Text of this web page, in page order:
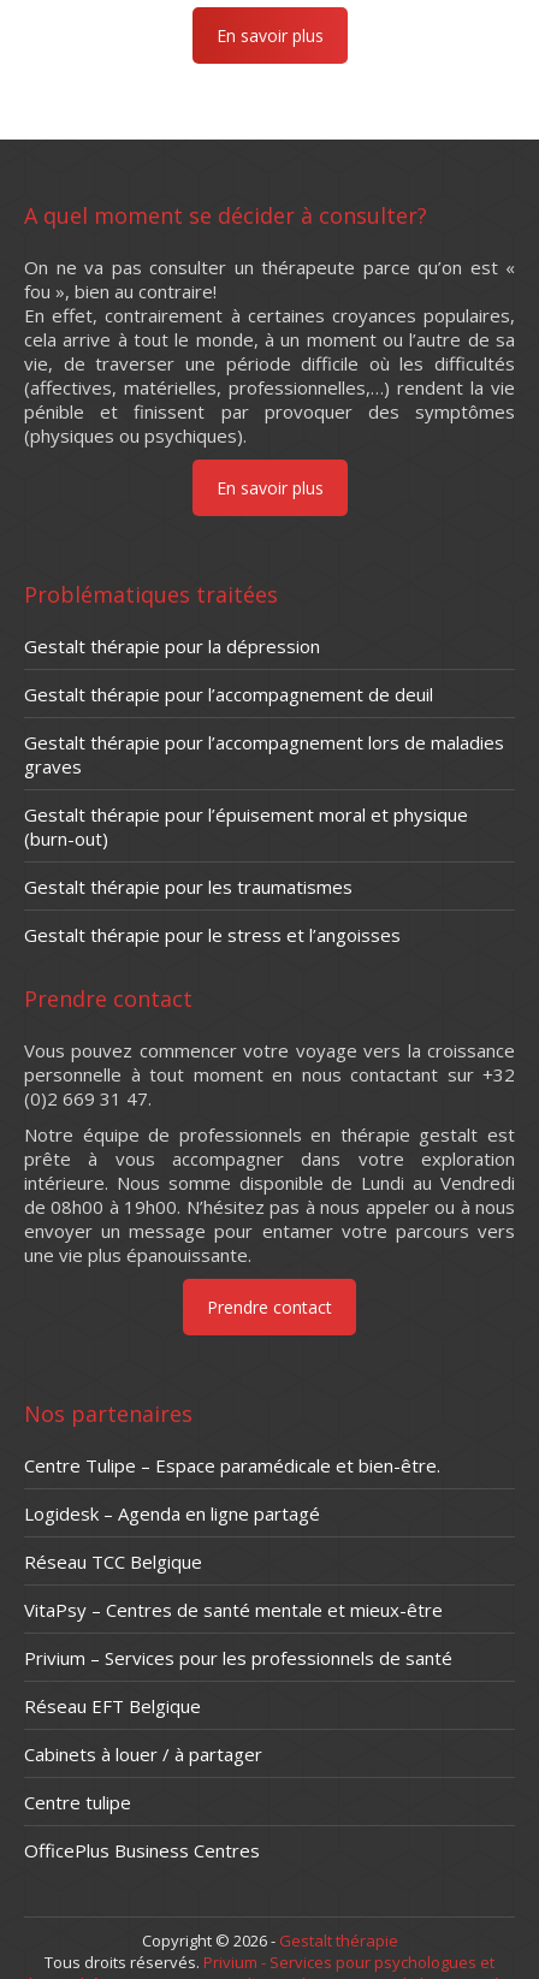
En savoir plus
A quel moment se décider à consulter?
On ne va pas consulter un thérapeute parce qu’on est «
fou », bien au contraire!
En effet, contrairement à certaines croyances populaires,
cela arrive à tout le monde, à un moment ou l’autre de sa
vie, de traverser une période difficile où les difficultés
(affectives, matérielles, professionnelles,…) rendent la vie
pénible et finissent par provoquer des symptômes
(physiques ou psychiques).
En savoir plus
Problématiques traitées
Gestalt thérapie pour la dépression
Gestalt thérapie pour l’accompagnement de deuil
Gestalt thérapie pour l’accompagnement lors de maladies
graves
Gestalt thérapie pour l’épuisement moral et physique
(burn-out)
Gestalt thérapie pour les traumatismes
Gestalt thérapie pour le stress et l’angoisses
Prendre contact
Vous pouvez commencer votre voyage vers la croissance
personnelle à tout moment en nous contactant sur +32
(0)2 669 31 47.
Notre équipe de professionnels en thérapie gestalt est
prête à vous accompagner dans votre exploration
intérieure. Nous somme disponible de Lundi au Vendredi
de 08h00 à 19h00. N’hésitez pas à nous appeler ou à nous
envoyer un message pour entamer votre parcours vers
une vie plus épanouissante.
Prendre contact
Nos partenaires
Centre Tulipe – Espace paramédicale et bien-être.
Logidesk – Agenda en ligne partagé
Réseau TCC Belgique
VitaPsy – Centres de santé mentale et mieux-être
Privium – Services pour les professionnels de santé
Réseau EFT Belgique
Cabinets à louer / à partager
Centre tulipe
OfficePlus Business Centres
Copyright © 2026 - Gestalt thérapie
Tous droits réservés. Privium - Services pour psychologues et